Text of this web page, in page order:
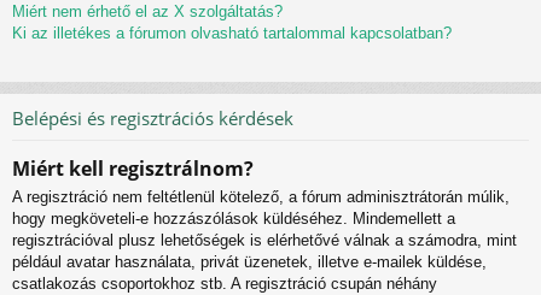
Miért nem érhető el az X szolgáltatás?
Ki az illetékes a fórumon olvasható tartalommal kapcsolatban?
Belépési és regisztrációs kérdések
Miért kell regisztrálnom?
A regisztráció nem feltétlenül kötelező, a fórum adminisztrátorán múlik,
hogy megköveteli-e hozzászólások küldéséhez. Mindemellett a
regisztrációval plusz lehetőségek is elérhetővé válnak a számodra, mint
például avatar használata, privát üzenetek, illetve e-mailek küldése,
csatlakozás csoportokhoz stb. A regisztráció csupán néhány